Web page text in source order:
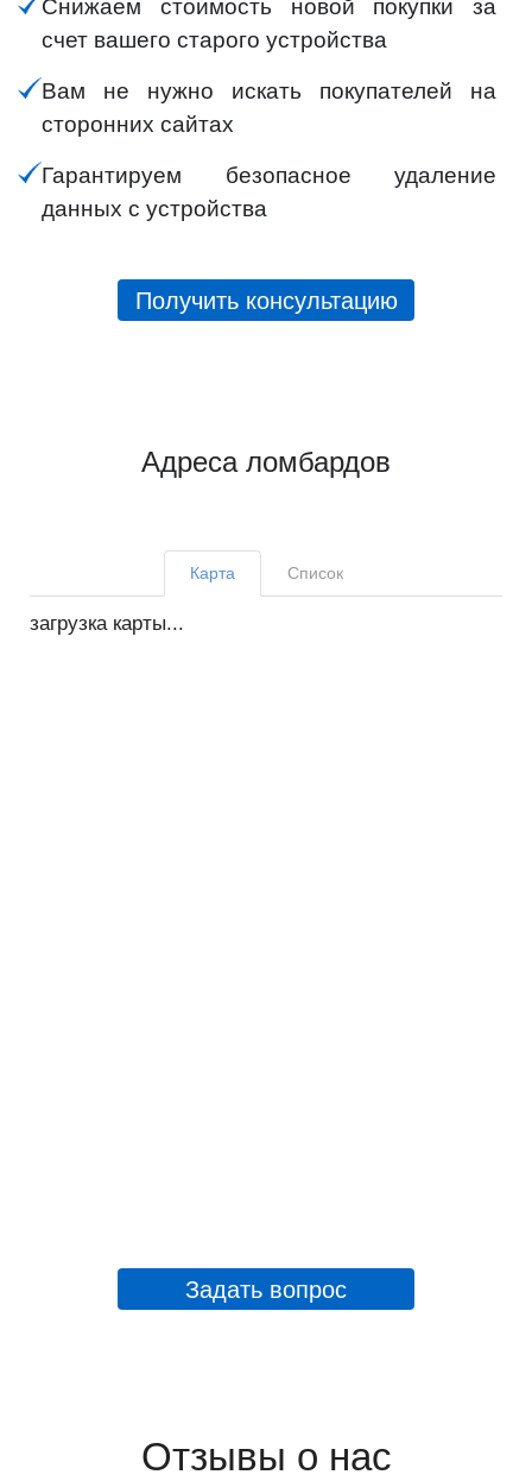
Снижаем стоимость новой покупки за
счет вашего старого устройства
Вам не нужно искать покупателей на
сторонних сайтах
Гарантируем безопасное удаление
данных с устройства
Получить консультацию
Адреса ломбардов
Карта Список
загрузка карты...
Задать вопрос
Отзывы о нас